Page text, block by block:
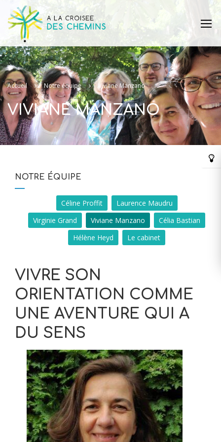
Accueil Notre équipe Viviane Manzano
VIVIANE MANZANO
NOTRE ÉQUIPE
Céline Proffit
Laurence Maudru
Virginie Grand
Viviane Manzano
Célia Bastian
Hélène Heyd
Le cabinet
VIVRE SON
ORIENTATION COMME
UNE AVENTURE QUI A
DU SENS